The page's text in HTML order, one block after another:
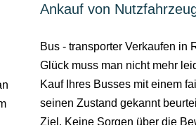
Ankauf von
Bus - transporter Verkaufen in
Glück muss man nicht mehr
Kauf Ihres Busses mit einem
seinen Zustand gekannt
Ziel. Keine Sorgen über die